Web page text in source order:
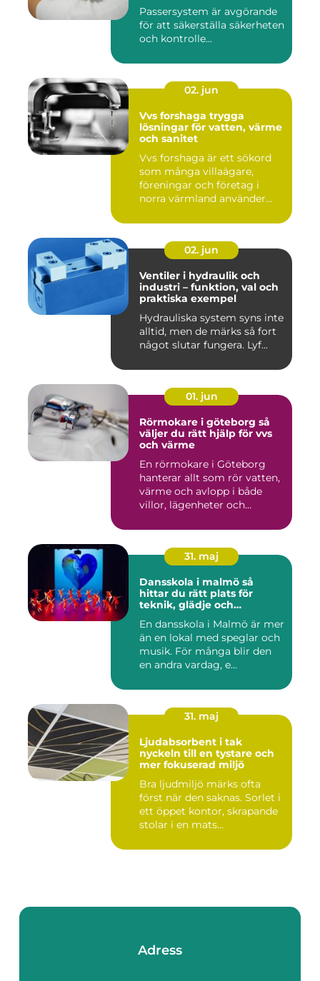
Passersystem är avgörande
för att säkerställa säkerheten
och kontrolle...
02. jun
Vvs forshaga trygga
lösningar för vatten, värme
och sanitet
Vvs forshaga är ett sökord
som många villaägare,
föreningar och företag i
norra värmland använder
02. jun
Ventiler i hydraulik och
industri – funktion, val och
praktiska exempel
Hydrauliska system syns inte
alltid, men de märks så fort
något slutar fungera. Lyf...
01. jun
Rörmokare i göteborg så
väljer du rätt hjälp för vvs
och värme
En rörmokare i Göteborg
hanterar allt som rör vatten,
värme och avlopp i både
villor, lägenheter och...
31. maj
Dansskola i malmö så
hittar du rätt plats för
teknik, glädje och
En dansskola i Malmö är mer
än en lokal med speglar och
musik. För många blir den
en andra vardag, e...
31. maj
Ljudabsorbent i tak
nyckeln till en tystare och
mer fokuserad miljö
Bra ljudmiljö märks ofta
först när den saknas. Sorlet i
ett öppet kontor, skrapande
stolar i en mats...
Adress